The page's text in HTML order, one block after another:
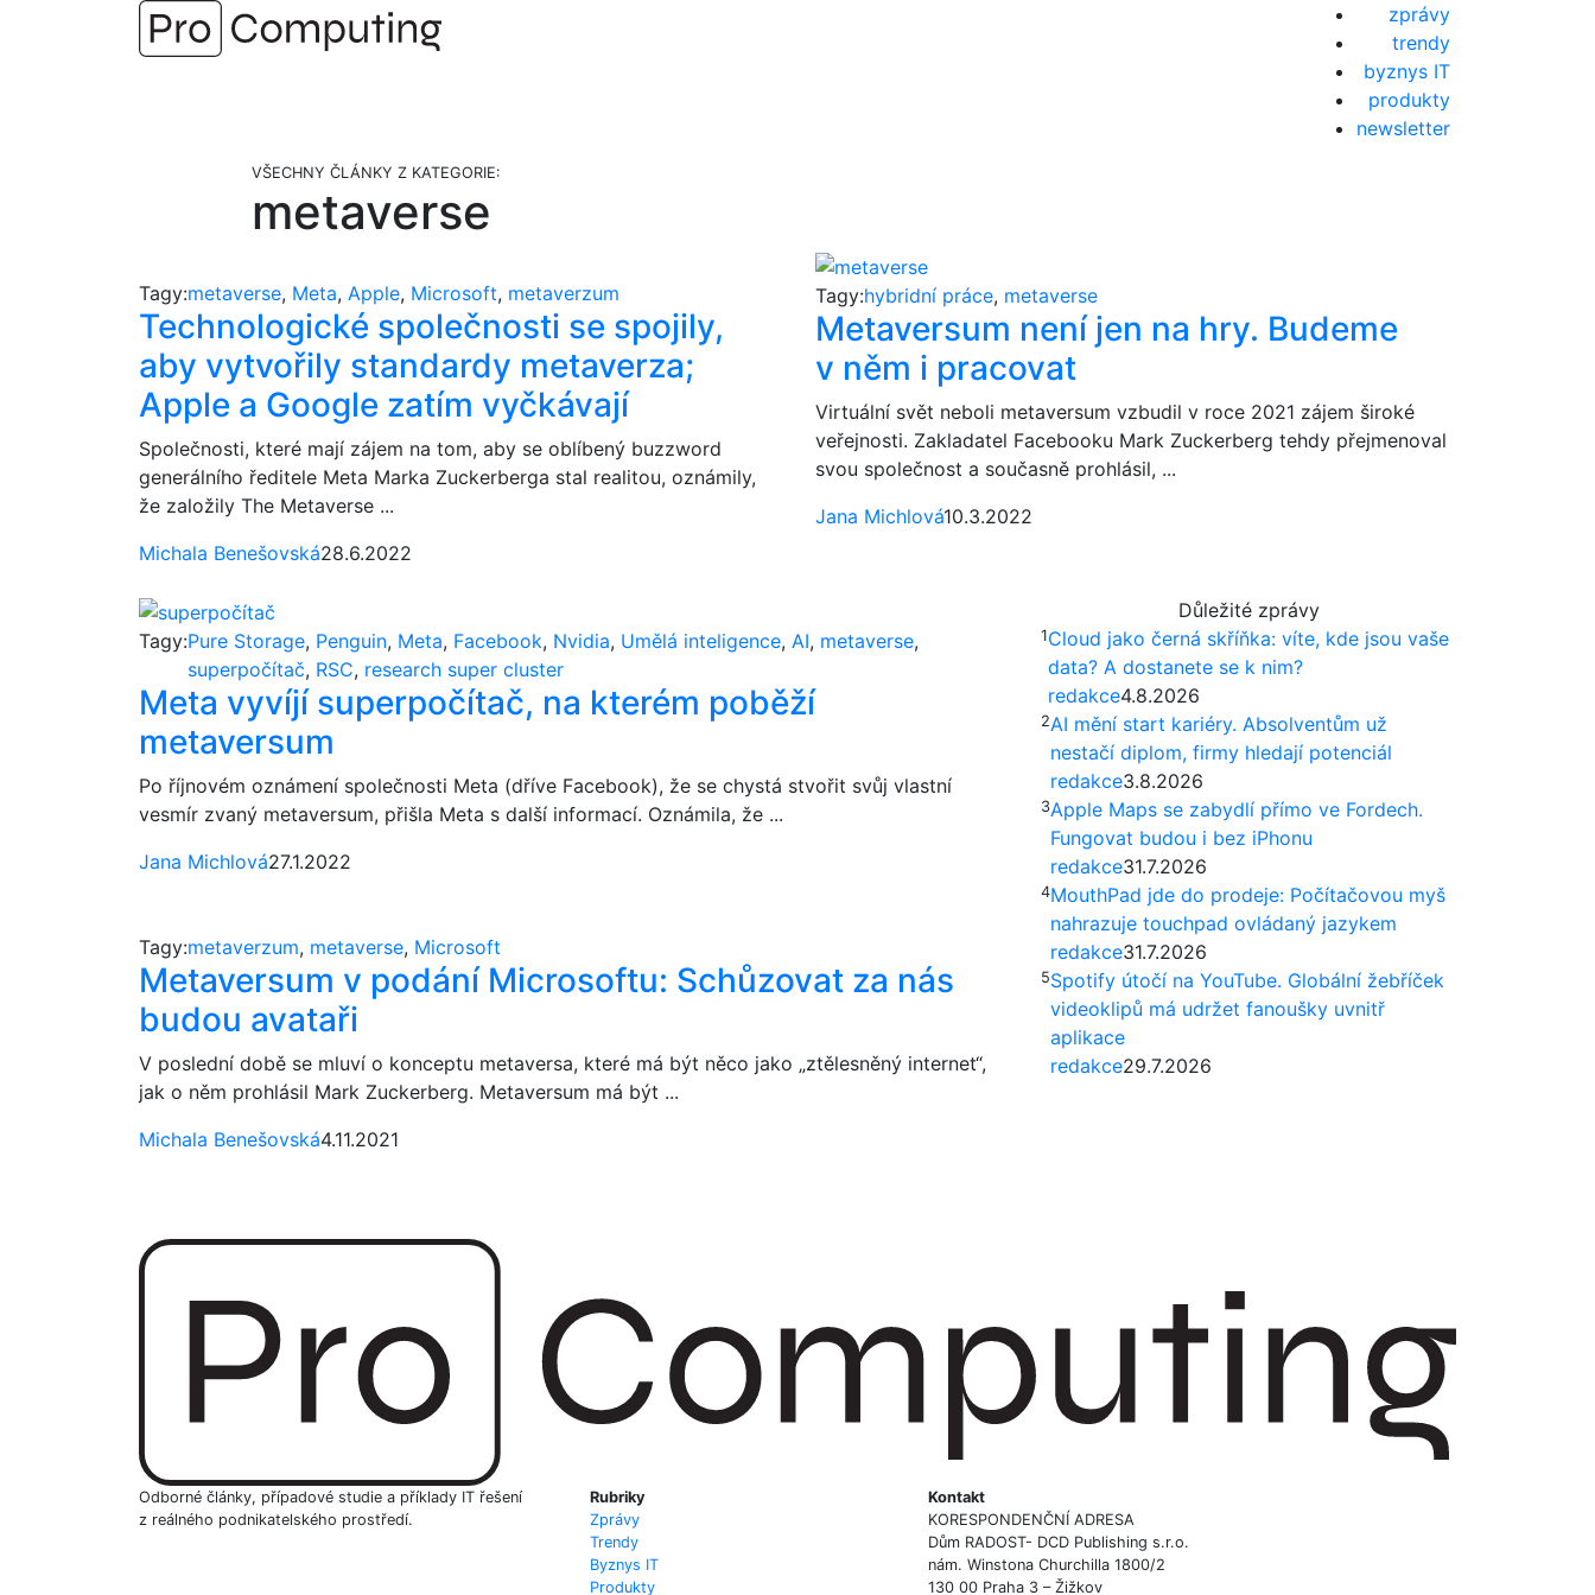
zprávy
trendy
byznys IT
produkty
newsletter
VŠECHNY ČLÁNKY Z KATEGORIE:
metaverse
Tagy:metaverse, Meta, Apple, Microsoft, metaverzum
Technologické společnosti se spojily,
aby vytvořily standardy metaverza;
Apple a Google zatím vyčkávají
Společnosti, které mají zájem na tom, aby se oblíbený buzzword
generálního ředitele Meta Marka Zuckerberga stal realitou, oznámily,
že založily The Metaverse ...
Michala Benešovská28.6.2022
Tagy:hybridní práce, metaverse
Metaversum není jen na hry. Budeme
v něm i pracovat
Virtuální svět neboli metaversum vzbudil v roce 2021 zájem široké
veřejnosti. Zakladatel Facebooku Mark Zuckerberg tehdy přejmenoval
svou společnost a současně prohlásil, ...
Jana Michlová10.3.2022
Tagy:Pure Storage, Penguin, Meta, Facebook, Nvidia, Umělá inteligence, AI, metaverse,
superpočítač, RSC, research super cluster
Meta vyvíjí superpočítač, na kterém poběží
metaversum
Po říjnovém oznámení společnosti Meta (dříve Facebook), že se chystá stvořit svůj vlastní
vesmír zvaný metaversum, přišla Meta s další informací. Oznámila, že ...
Jana Michlová27.1.2022
Tagy:metaverzum, metaverse, Microsoft
Metaversum v podání Microsoftu: Schůzovat za nás
budou avataři
V poslední době se mluví o konceptu metaversa, které má být něco jako „ztělesněný internet“,
jak o něm prohlásil Mark Zuckerberg. Metaversum má být ...
Michala Benešovská4.11.2021
Důležité zprávy
1Cloud jako černá skříňka: víte, kde jsou vaše
data? A dostanete se k nim?
redakce4.8.2026
2AI mění start kariéry. Absolventům už
nestačí diplom, firmy hledají potenciál
redakce3.8.2026
3Apple Maps se zabydlí přímo ve Fordech.
Fungovat budou i bez iPhonu
redakce31.7.2026
4MouthPad jde do prodeje: Počítačovou myš
nahrazuje touchpad ovládaný jazykem
redakce31.7.2026
5Spotify útočí na YouTube. Globální žebříček
videoklipů má udržet fanoušky uvnitř
aplikace
redakce29.7.2026
Odborné články, případové studie a příklady IT řešení
z reálného podnikatelského prostředí.
Rubriky
Zprávy
Trendy
Byznys IT
Produkty
Kontakt
KORESPONDENČNÍ ADRESA
Dům RADOST- DCD Publishing s.r.o.
nám. Winstona Churchilla 1800/2
130 00 Praha 3 – Žižkov